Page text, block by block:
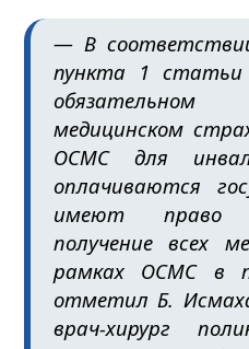
— В
пункта 1
медицинском
ОСМС для
оплачиваются
имеют право
получение всех
рамках ОСМС в
отметил Б.
врач-хирург